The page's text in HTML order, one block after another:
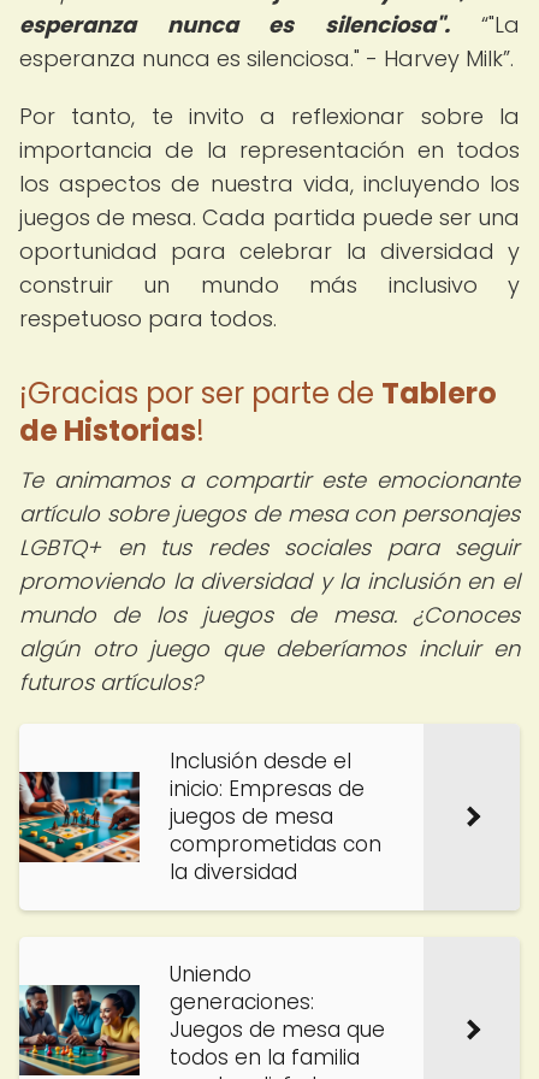
esperanza nunca es silenciosa".
"La
esperanza nunca es silenciosa." - Harvey Milk .
Por tanto, te invito a reflexionar sobre la
importancia de la representación en todos
los aspectos de nuestra vida, incluyendo los
juegos de mesa. Cada partida puede ser una
oportunidad para celebrar la diversidad y
construir un mundo más inclusivo y
respetuoso para todos.
¡Gracias por ser parte de Tablero
de Historias!
Te animamos a compartir este emocionante
artículo sobre juegos de mesa con personajes
LGBTQ+ en tus redes sociales para seguir
promoviendo la diversidad y la inclusión en el
mundo de los juegos de mesa. ¿Conoces
algún otro juego que deberíamos incluir en
futuros artículos?
Inclusión desde el
inicio: Empresas de
juegos de mesa
comprometidas con
la diversidad
Uniendo
generaciones:
Juegos de mesa que
todos en la familia